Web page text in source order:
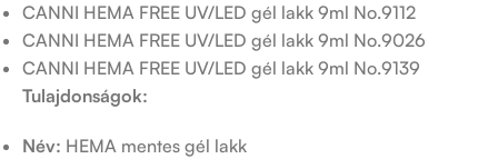
CANNI HEMA FREE UV/LED gél lakk 9ml No.9112
CANNI HEMA FREE UV/LED gél lakk 9ml No.9026
CANNI HEMA FREE UV/LED gél lakk 9ml No.9139
Tulajdonságok:
Név: HEMA mentes gél lakk